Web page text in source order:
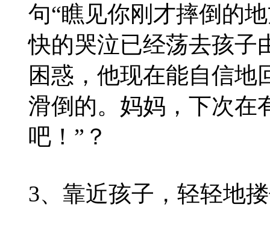
句“瞧见你刚才摔倒的
快的哭泣已经荡去孩子
困惑，他现在能自信地
滑倒的。妈妈，下次在
吧！”？
3、靠近孩子，轻轻地